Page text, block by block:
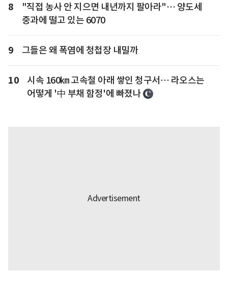
8
"직접 농사 안 지으면 내년까지 팔아라"… 양도세
중과에 떨고 있는 6070
9 그들은 왜 폭염에 청첩장 내밀까
10
시속 160㎞ 고속철 아래 쌓인 청구서… 라오스는
어떻게 '中 부채 함정'에 빠졌나